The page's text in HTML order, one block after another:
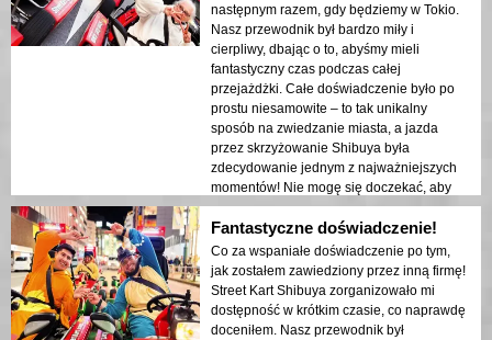
następnym razem, gdy będziemy w Tokio.
Nasz przewodnik był bardzo miły i
cierpliwy, dbając o to, abyśmy mieli
fantastyczny czas podczas całej
przejażdżki. Całe doświadczenie było po
prostu niesamowite – to tak unikalny
sposób na zwiedzanie miasta, a jazda
przez skrzyżowanie Shibuya była
zdecydowanie jednym z najważniejszych
momentów! Nie mogę się doczekać, aby
zrobić to ponownie następnym razem.
Przyjdź i spróbuj, nie pożałujesz!
Fantastyczne doświadczenie!
Co za wspaniałe doświadczenie po tym,
jak zostałem zawiedziony przez inną firmę!
Street Kart Shibuya zorganizowało mi
dostępność w krótkim czasie, co naprawdę
doceniłem. Nasz przewodnik był